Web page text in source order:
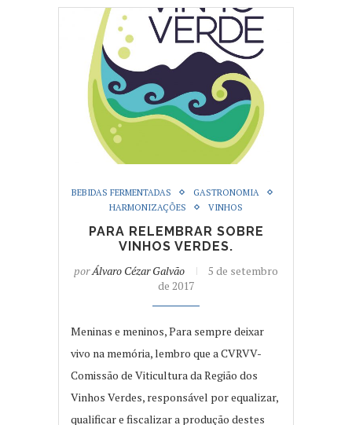
BEBIDAS FERMENTADAS
GASTRONOMIA
HARMONIZAÇÕES
VINHOS
PARA RELEMBRAR SOBRE
VINHOS VERDES.
porÁlvaro Cézar Galvão
5 de setembro
de 2017
Meninas e meninos, Para sempre deixar
vivo na memória, lembro que a CVRVV-
Comissão de Viticultura da Região dos
Vinhos Verdes, responsável por equalizar,
qualificar e fiscalizar a produção destes